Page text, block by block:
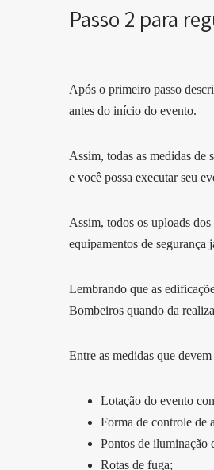
Passo 2 para
Após o primeiro passo
antes do início do evento.
Assim, todas as medidas de
e você possa executar seu
Assim, todos os uploads
equipamentos de segurança
Lembrando que as
Bombeiros quando da
Entre as medidas que
Lotação do evento
Forma de controle de
Pontos de iluminação
Rotas de fuga;